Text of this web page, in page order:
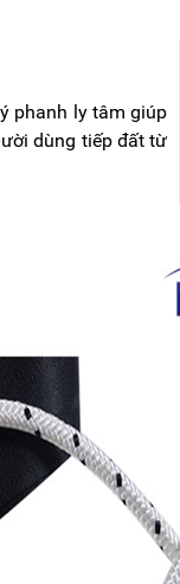
phanh ly tâm giúp
dùng tiếp đất từ